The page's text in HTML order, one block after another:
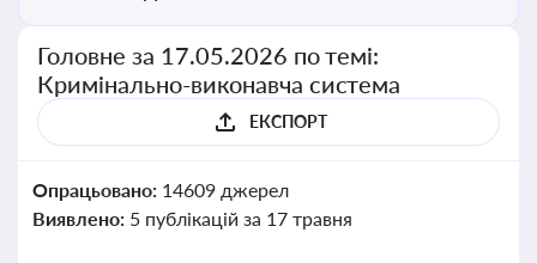
Головне за 17.05.2026 по темі:
Кримінально-виконавча система
ЕКСПОРТ
Опрацьовано: 14609 джерел
Виявлено: 5 публікацій за 17 травня